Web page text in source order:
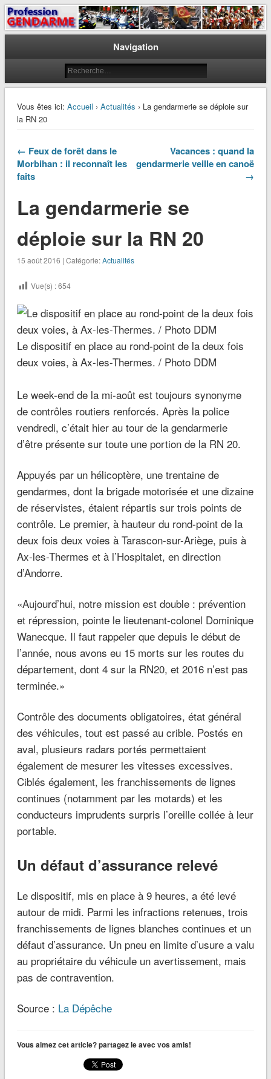
Profession Gendarme
Le journal des gendarmes
Navigation
Vous êtes ici: Accueil › Actualités › La gendarmerie se déploie sur
la RN 20
← Feux de forêt dans le
Morbihan : il reconnaît les
faits
Vacances : quand la
gendarmerie veille en canoë
→
La gendarmerie se
déploie sur la RN 20
15 août 2016 | Catégorie:Actualités
Vue(s) :654
Le dispositif en place au rond-point de la deux fois
deux voies, à Ax-les-Thermes. / Photo DDM
Le week-end de la mi-août est toujours synonyme
de contrôles routiers renforcés. Après la police
vendredi, c’était hier au tour de la gendarmerie
d’être présente sur toute une portion de la RN 20.
Appuyés par un hélicoptère, une trentaine de
gendarmes, dont la brigade motorisée et une dizaine
de réservistes, étaient répartis sur trois points de
contrôle. Le premier, à hauteur du rond-point de la
deux fois deux voies à Tarascon-sur-Ariège, puis à
Ax-les-Thermes et à l’Hospitalet, en direction
d’Andorre.
«Aujourd’hui, notre mission est double : prévention
et répression, pointe le lieutenant-colonel Dominique
Wanecque. Il faut rappeler que depuis le début de
l’année, nous avons eu 15 morts sur les routes du
département, dont 4 sur la RN20, et 2016 n’est pas
terminée.»
Contrôle des documents obligatoires, état général
des véhicules, tout est passé au crible. Postés en
aval, plusieurs radars portés permettaient
également de mesurer les vitesses excessives.
Ciblés également, les franchissements de lignes
continues (notamment par les motards) et les
conducteurs imprudents surpris l’oreille collée à leur
portable.
Un défaut d’assurance relevé
Le dispositif, mis en place à 9 heures, a été levé
autour de midi. Parmi les infractions retenues, trois
franchissements de lignes blanches continues et un
défaut d’assurance. Un pneu en limite d’usure a valu
au propriétaire du véhicule un avertissement, mais
pas de contravention.
Source : La Dépêche
Vous aimez cet article? partagez le avec vos amis!